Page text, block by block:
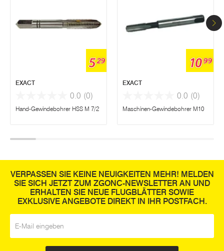
529
EXACT
0.0 (0)
Hand-Gewindebohrer HSS M 7/2
1099
EXACT
0.0 (0)
Maschinen-Gewindebohrer M10
VERPASSEN SIE KEINE NEUIGKEITEN MEHR! MELDEN
SIE SICH JETZT ZUM ZGONC-NEWSLETTER AN UND
ERHALTEN SIE NEUE FLUGBLÄTTER SOWIE
EXKLUSIVE ANGEBOTE DIREKT IN IHR POSTFACH.